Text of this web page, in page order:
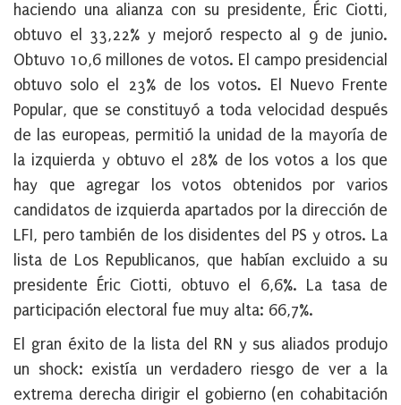
haciendo una alianza con su presidente, Éric Ciotti,
obtuvo el 33,22% y mejoró respecto al 9 de junio.
Obtuvo 10,6 millones de votos. El campo presidencial
obtuvo solo el 23% de los votos. El Nuevo Frente
Popular, que se constituyó a toda velocidad después
de las europeas, permitió la unidad de la mayoría de
la izquierda y obtuvo el 28% de los votos a los que
hay que agregar los votos obtenidos por varios
candidatos de izquierda apartados por la dirección de
LFI, pero también de los disidentes del PS y otros. La
lista de Los Republicanos, que habían excluido a su
presidente Éric Ciotti, obtuvo el 6,6%. La tasa de
participación electoral fue muy alta: 66,7%.
El gran éxito de la lista del RN y sus aliados produjo
un shock: existía un verdadero riesgo de ver a la
extrema derecha dirigir el gobierno (en cohabitación